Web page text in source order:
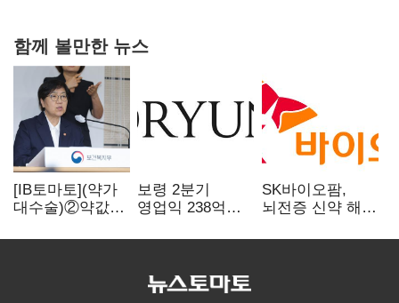
함께 볼만한 뉴스
[IB토마토](약가
대수술)②약값
축소…제약업계
보령 2분기
영업익 238억…
SK바이오팜,
뇌전증 신약 해외
차세대 신약 개발